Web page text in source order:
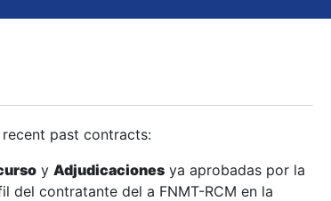
past contracts:
y Adjudicaciones ya aprobadas por la
del contratante del a FNMT-RCM en la